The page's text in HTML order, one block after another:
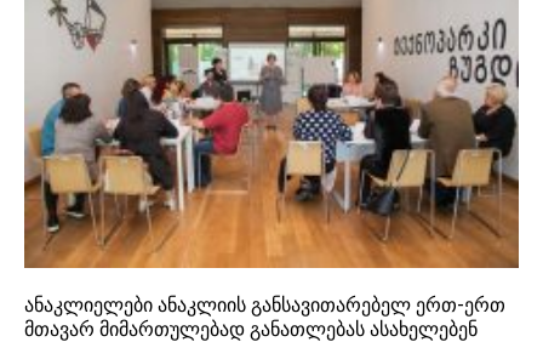
8
ანაკლიელები ანაკლიის განსავითარებელ ერთ-ერთ
მთავარ მიმართულებად განათლებას ასახელებენ